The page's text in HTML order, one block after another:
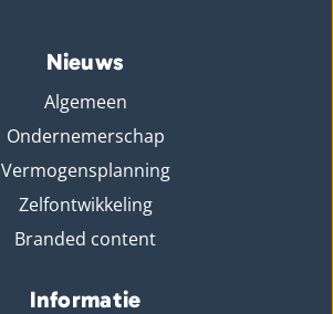
Nieuws
Algemeen
Ondernemerschap
Vermogensplanning
Zelfontwikkeling
Branded content
Informatie